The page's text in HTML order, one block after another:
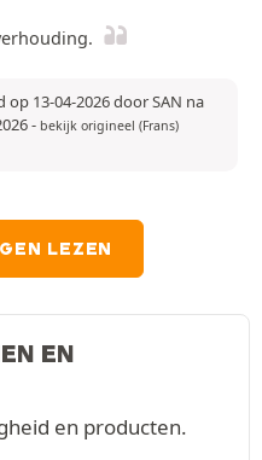
13-04-2026 door SAN na
- bekijk origineel (Frans)
LEZEN
EN
en producten.